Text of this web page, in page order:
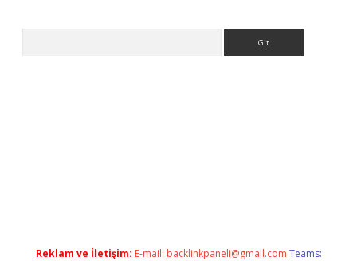
Reklam ve İletişim: E-mail: backlinkpaneli@gmail.com Teams: